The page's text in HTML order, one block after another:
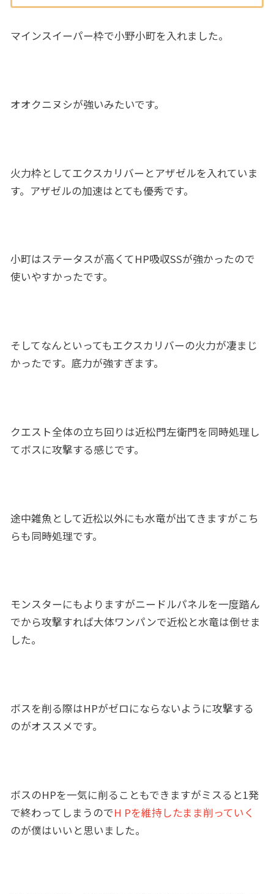
マインスイーパー枠で小野小町を入れました。
オオクニヌシが強いみたいです。
火力枠としてエクスカリバーとアザゼルを入れていま
す。アザゼルの加速はとても優秀です。
小町はステータスが高くてHP吸収SSが強かったので
使いやすかったです。
そしてなんといってもエクスカリバーの火力が凄まじ
かったです。底力が強すぎます。
クエスト全体の立ち回りは近松門左衛門を同時処理し
てボスに攻撃する感じです。
途中雑魚として近松以外にも水竜が出てきますがこち
らも同時処理です。
モンスターにもよりますがニードルパネルを一度踏ん
でから攻撃すれば大体ワンパンで近松と水竜は倒せま
した。
ボスを削る際はHPがゼロにならないように攻撃する
のがオススメです。
ボスのHPを一気に削ることもできますがミスると1発
で終わってしまうのでH Pを維持したまま削っていく
のが僕はいいと思いました。